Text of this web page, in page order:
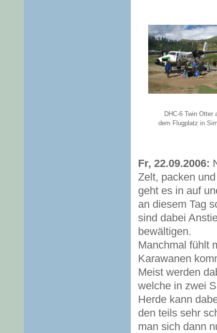
DHC-6 Twin Otter
dem Flugplatz in
Fr, 22.09.2006:
Zelt, packen
geht es in auf
an diesem Tag
sind dabei
bewältigen.
Manchmal fühlt
Karawanen
Meist werden
welche in zwei
Herde kann
den teils sehr
man sich dann